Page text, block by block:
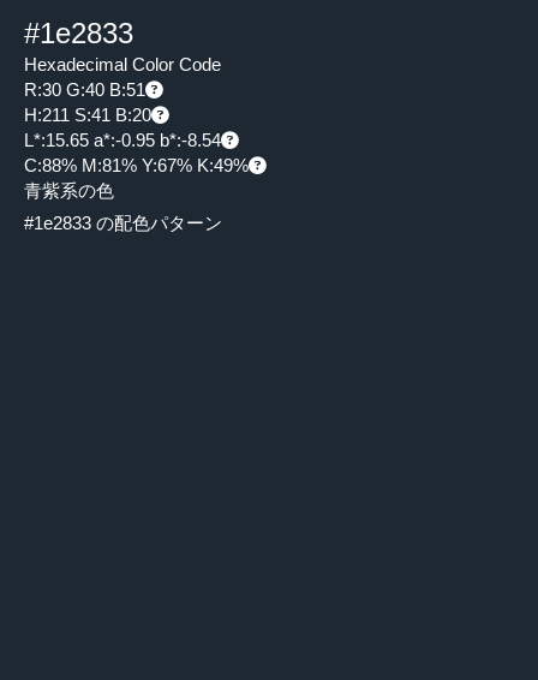
#1e2833
Hexadecimal Color Code
R:30 G:40 B:51
H:211 S:41 B:20
L*:15.65 a*:-0.95 b*:-8.54
C:88% M:81% Y:67% K:49%
青紫系の色
#1e2833 の配色パターン